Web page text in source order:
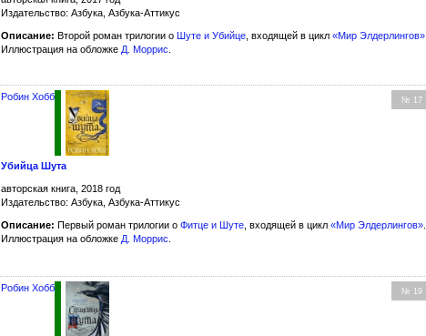
Издательство: Азбука, Азбука-Аттикус
Описание: Второй роман трилогии о Шуте и Убийце , входящей в цикл «Мир Элдерлингов»
Иллюстрация на обложке Д. Моррис
№ 17
Робин Хобб
Убийца Шута
авторская книга, 2018 год
Издательство: Азбука, Азбука-Аттикус
Описание: Первый роман трилогии о Фитце и Шуте , входящей в цикл «Мир Элдерлингов»
Иллюстрация на обложке Д. Моррис
№ 19
Робин Хобб